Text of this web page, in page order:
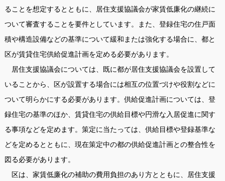
ることを想定するとともに、居住支援協議会が家賃低廉化の継続に
ついて審査することを要件としています。また、登録住宅の住戸面
積や構造設備などの基準について緩和または強化する場合に、都と
区が賃貸住宅供給促進計画を定める必要があります。
居住支援協議会については、既に都が居住支援協議会を設置して
いることから、区が設置する場合には相互の位置づけや役割などに
ついて明らかにする必要があります。供給促進計画については、登
録住宅の基準のほか、賃貸住宅の供給目標や円滑な入居促進に関す
る事項などを定めます。策定に当たっては、供給目標や登録基準な
どを定めるとともに、現在策定中の都の供給促進計画との整合性を
図る必要があります。
区は、家賃低廉化の補助の費用負担のあり方とともに、居住支援